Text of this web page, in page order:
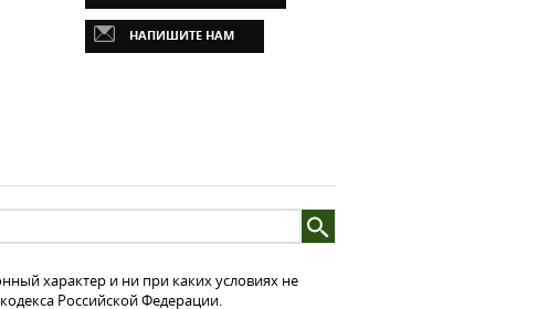
НАПИШИТЕ НАМ
характер и ни при каких условиях не
Российской Федерации.